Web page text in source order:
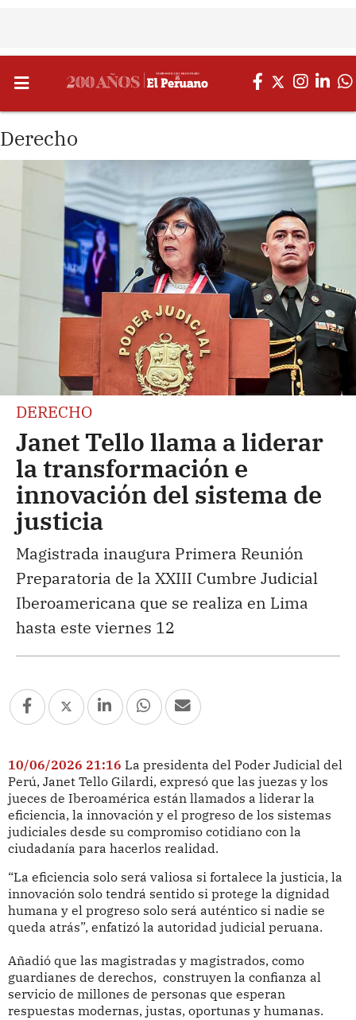
Derecho
DERECHO
Janet Tello llama a liderar
la transformación e
innovación del sistema de
justicia
Magistrada inaugura Primera Reunión
Preparatoria de la XXIII Cumbre Judicial
Iberoamericana que se realiza en Lima
hasta este viernes 12
10/06/2026 21:16 La presidenta del Poder Judicial del
Perú, Janet Tello Gilardi, expresó que las juezas y los
jueces de Iberoamérica están llamados a liderar la
eficiencia, la innovación y el progreso de los sistemas
judiciales desde su compromiso cotidiano con la
ciudadanía para hacerlos realidad.
“La eficiencia solo será valiosa si fortalece la justicia, la
innovación solo tendrá sentido si protege la dignidad
humana y el progreso solo será auténtico si nadie se
queda atrás”, enfatizó la autoridad judicial peruana.
Añadió que las magistradas y magistrados, como
guardianes de derechos, construyen la confianza al
servicio de millones de personas que esperan
respuestas modernas, justas, oportunas y humanas.